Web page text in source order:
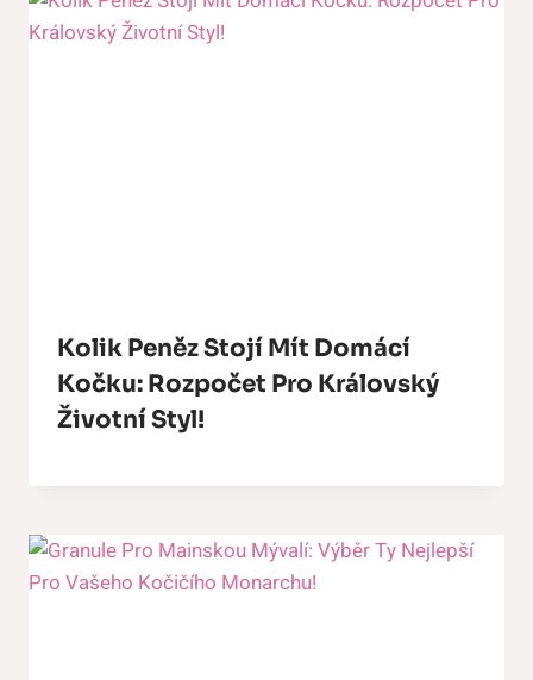
Kolik Peněz Stojí Mít Domácí
Kočku: Rozpočet Pro Královský
Životní Styl!